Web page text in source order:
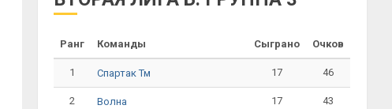
Ранг Команды Сыграно Очков
1 Спартак Тм 17 46
2 Волна 17 43